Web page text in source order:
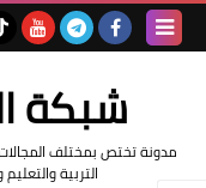
شبكة
مدونة تختص بمختلف المجالات
التربية